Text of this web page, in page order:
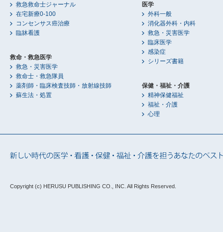
救急救命士ジャーナル
在宅新療0-100
コンセンサス癌治療
臨牀看護
救命・救急医学
救急・災害医学
救命士・救急隊員
薬剤師・臨床検査技師・放射線技師
蘇生法・処置
医学
外科一般
消化器外科・内科
救急・災害医学
臨床医学
感染症
シリーズ書籍
保健・福祉・介護
精神保健福祉
福祉・介護
心理
Copyright (c) HERUSU PUBLISHING CO., INC. All Rights Reserved.